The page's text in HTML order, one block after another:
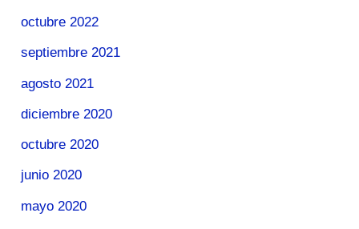
octubre 2022
septiembre 2021
agosto 2021
diciembre 2020
octubre 2020
junio 2020
mayo 2020